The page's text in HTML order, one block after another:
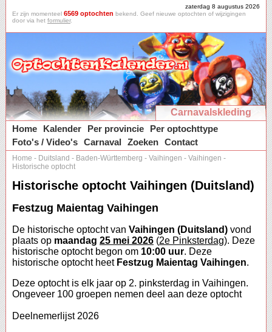
zaterdag 8 augustus 2026
Er zijn momenteel 6569 optochten bekend. Geef nieuwe optochten of wijzigingen
door via het formulier.
Carnavalskleding
Home
Kalender Per provincie
Per optochttype
Foto's / Video's Carnaval Zoeken Contact
Home - Duitsland - Baden-Württemberg - Vaihingen - Vaihingen -
Historische optocht
Historische optocht Vaihingen (Duitsland)
Festzug Maientag Vaihingen
De historische optocht van Vaihingen (Duitsland) vond
plaats op maandag 25 mei 2026 (2e Pinksterdag). Deze
historische optocht begon om 10:00 uur. Deze
historische optocht heet Festzug Maientag Vaihingen.
Deze optocht is elk jaar op 2. pinksterdag in Vaihingen.
Ongeveer 100 groepen nemen deel aan deze optocht
Deelnemerlijst 2026